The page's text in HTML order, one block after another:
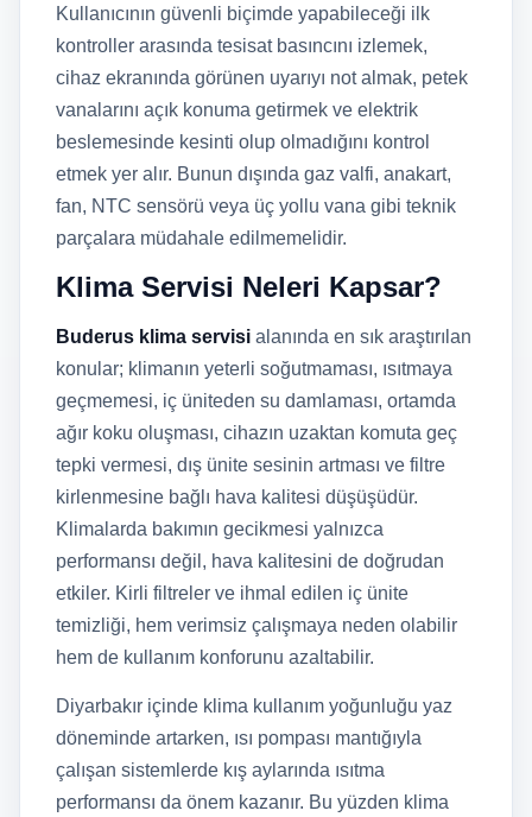
Kullanıcının güvenli biçimde yapabileceği ilk
kontroller arasında tesisat basıncını izlemek,
cihaz ekranında görünen uyarıyı not almak, petek
vanalarını açık konuma getirmek ve elektrik
beslemesinde kesinti olup olmadığını kontrol
etmek yer alır. Bunun dışında gaz valfi, anakart,
fan, NTC sensörü veya üç yollu vana gibi teknik
parçalara müdahale edilmemelidir.
Klima Servisi Neleri Kapsar?
Buderus klima servisi alanında en sık araştırılan
konular; klimanın yeterli soğutmaması, ısıtmaya
geçmemesi, iç üniteden su damlaması, ortamda
ağır koku oluşması, cihazın uzaktan komuta geç
tepki vermesi, dış ünite sesinin artması ve filtre
kirlenmesine bağlı hava kalitesi düşüşüdür.
Klimalarda bakımın gecikmesi yalnızca
performansı değil, hava kalitesini de doğrudan
etkiler. Kirli filtreler ve ihmal edilen iç ünite
temizliği, hem verimsiz çalışmaya neden olabilir
hem de kullanım konforunu azaltabilir.
Diyarbakır içinde klima kullanım yoğunluğu yaz
döneminde artarken, ısı pompası mantığıyla
çalışan sistemlerde kış aylarında ısıtma
performansı da önem kazanır. Bu yüzden klima